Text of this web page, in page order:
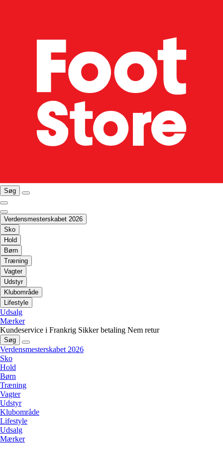
Søg
Verdensmesterskabet 2026
Sko
Hold
Børn
Træning
Vagter
Udstyr
Klubområde
Lifestyle
Udsalg
Mærker
Kundeservice i Frankrig Sikker betaling Nem retur
Søg
Verdensmesterskabet 2026
Sko
Hold
Børn
Træning
Vagter
Udstyr
Klubområde
Lifestyle
Udsalg
Mærker